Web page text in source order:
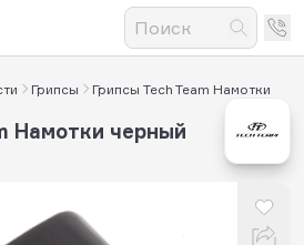
Грипсы Грипсы Tech Team Намотки
Намотки черный